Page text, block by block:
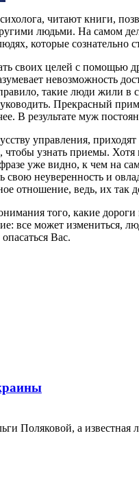
читают книги,
людьми. На самом
которые сознательно
своих целей с помощью
невозможность
такие люди жили в
Прекрасный
В результате муж
управления,
чтобы узнать приемы.
уже видно, к чем на
свою неуверенность и
отношение, ведь, их
того, какие
все может измениться,
Вас.
Поляковой, а